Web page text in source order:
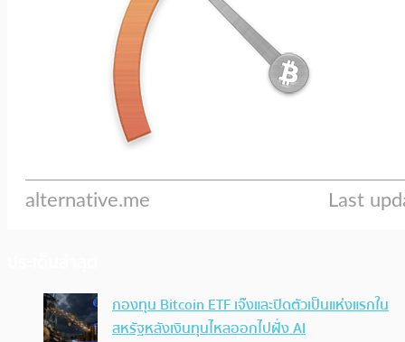
กองทุน Bitcoin ETF เจ๊งและปิดตัวเป็นแห่งแรกใน
สหรัฐหลังเงินทุนไหลออกไปฝั่ง AI